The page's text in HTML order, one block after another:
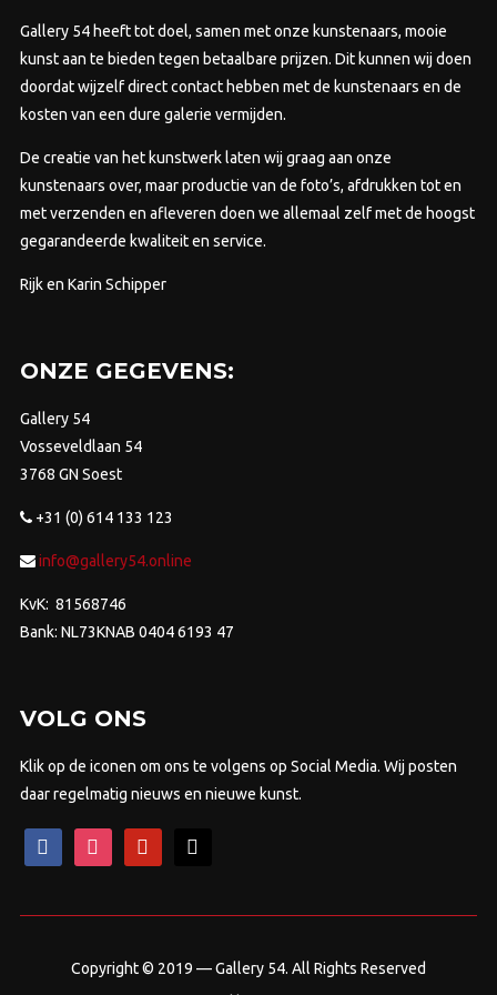
productpagina
Gallery 54 heeft tot doel, samen met onze kunstenaars, mooie
kunst aan te bieden tegen betaalbare prijzen. Dit kunnen wij doen
doordat wijzelf direct contact hebben met de kunstenaars en de
kosten van een dure galerie vermijden.
De creatie van het kunstwerk laten wij graag aan onze
kunstenaars over, maar productie van de foto’s, afdrukken tot en
met verzenden en afleveren doen we allemaal zelf met de hoogst
gegarandeerde kwaliteit en service.
Rijk en Karin Schipper
ONZE GEGEVENS:
Gallery 54
Vosseveldlaan 54
3768 GN Soest
+31 (0) 614 133 123
info@gallery54.online
KvK: 81568746
Bank: NL73KNAB 0404 6193 47
VOLG ONS
Klik op de iconen om ons te volgens op Social Media. Wij posten
daar regelmatig nieuws en nieuwe kunst.
facebookinstagrampinterest mail
Copyright © 2019 — Gallery 54. All Rights Reserved